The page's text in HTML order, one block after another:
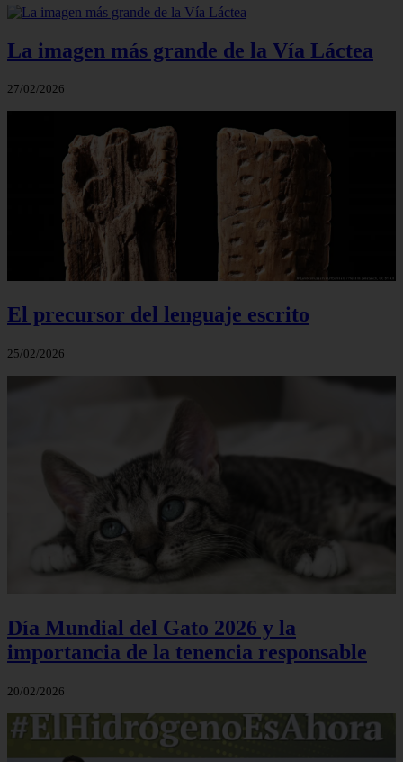
La imagen más grande de la Vía Láctea
27/02/2026
El precursor del lenguaje escrito
25/02/2026
Día Mundial del Gato 2026 y la
importancia de la tenencia responsable
20/02/2026